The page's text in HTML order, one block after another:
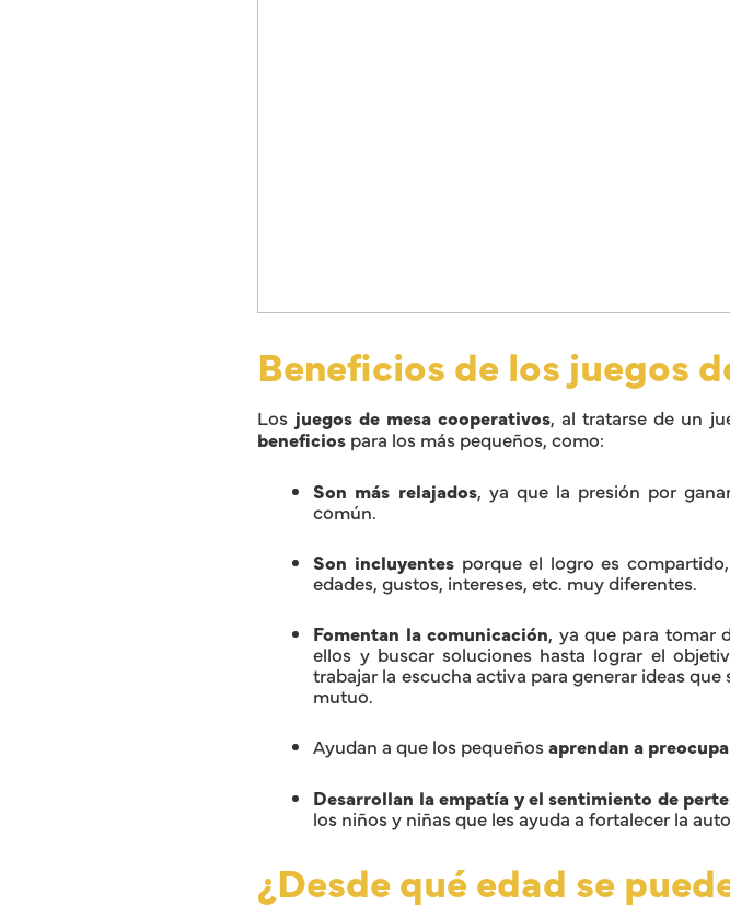
Beneficios de los juegos
Los juegos de mesa cooperativos, al tratarse de un
beneficios para los más pequeños, como:
Son más relajados, ya que la presión por
común.
Son incluyentesporque el logro es
edades, gustos, intereses, etc. muy diferentes.
Fomentan la comunicación, ya que para tomar
ellos y buscar soluciones hasta lograr el
trabajar la escucha activa para generar ideas
mutuo.
Ayudan a que los pequeñosaprendan a
Desarrollan la empatía y el sentimiento de
los niños y niñas que les ayuda a fortalecer la
¿Desde qué edad se